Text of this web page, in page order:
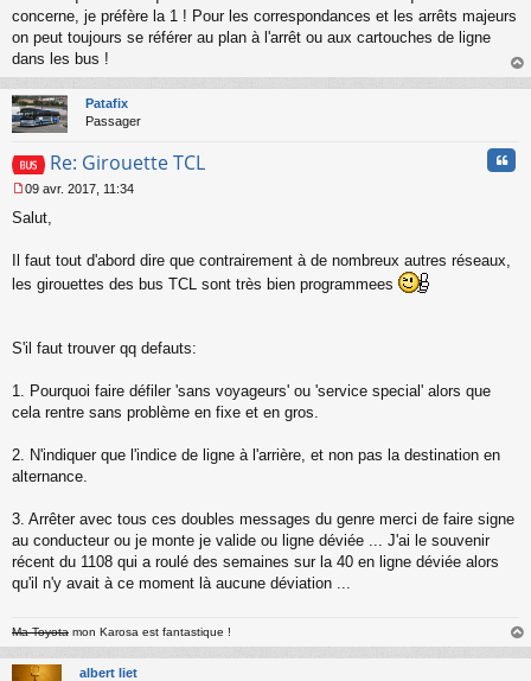
s
g
e
n
o
n
l
u
concerne, je préfère la 1 ! Pour les correspondances et les arrêts majeurs
on peut toujours se référer au plan à l'arrêt ou aux cartouches de ligne
dans les bus !
au
Patafix
Passager
Re: Girouette TCL
e
s
g
o
u
09 avr. 2017, 11:34
Salut,
Il faut tout d'abord dire que contrairement à de nombreux autres réseaux,
les girouettes des bus TCL sont très bien programmees
S'il faut trouver qq defauts:
1. Pourquoi faire défiler 'sans voyageurs' ou 'service special' alors que
cela rentre sans problème en fixe et en gros.
2. N'indiquer que l'indice de ligne à l'arrière, et non pas la destination en
alternance.
3. Arrêter avec tous ces doubles messages du genre merci de faire signe
au conducteur ou je monte je valide ou ligne déviée ... J'ai le souvenir
récent du 1108 qui a roulé des semaines sur la 40 en ligne déviée alors
qu'il n'y avait à ce moment là aucune déviation ...
Ma Toyota mon Karosa est fantastique !
au
albert liet